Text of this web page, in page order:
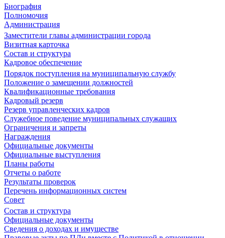
Биография
Полномочия
Администрация
Заместители главы администрации города
Визитная карточка
Состав и структура
Кадровое обеспечение
Порядок поступления на муниципальную службу
Положение о замещении должностей
Квалификационные требования
Кадровый резерв
Резерв управленческих кадров
Служебное поведение муниципальных служащих
Ограничения и запреты
Награждения
Официальные документы
Официальные выступления
Планы работы
Отчеты о работе
Результаты проверок
Перечень информационных систем
Совет
Состав и структура
Официальные документы
Сведения о доходах и имуществе